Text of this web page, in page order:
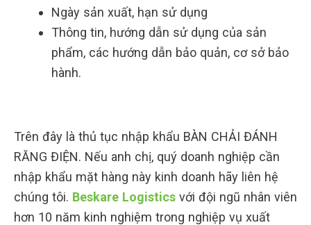
Ngày sản xuất, hạn sử dụng
Thông tin, hướng dẫn sử dụng của sản
phẩm, các hướng dẫn bảo quản, cơ sở bảo
hành.
Trên đây là thủ tục nhập khẩu BÀN CHẢI ĐÁNH
RĂNG ĐIỆN. Nếu anh chị, quý doanh nghiệp cần
nhập khẩu mặt hàng này kinh doanh hãy liên hệ
chúng tôi. Beskare Logistics với đội ngũ nhân viên
hơn 10 năm kinh nghiệm trong nghiệp vụ xuất